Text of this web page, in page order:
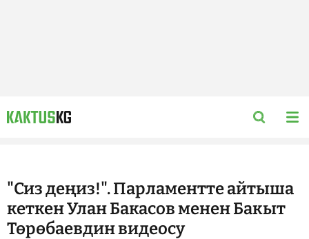
"Сиз деңиз!". Парламентте айтыша
кеткен Улан Бакасов менен Бакыт
Төрөбаевдин видеосу